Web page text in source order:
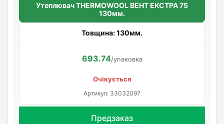
Утеплювач THERMOWOOL ВЕНТ ЕКСТРА 75
130мм.
Товщина: 130мм.
693.74/упаковка
Очікується
Артикул: 33032097
Предзаказ